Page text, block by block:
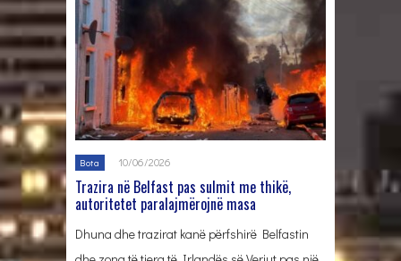
Bota 10/06/2026
Trazira në Belfast pas sulmit me thikë,
autoritetet paralajmërojnë masa
Dhuna dhe trazirat kanë përfshirë Belfastin